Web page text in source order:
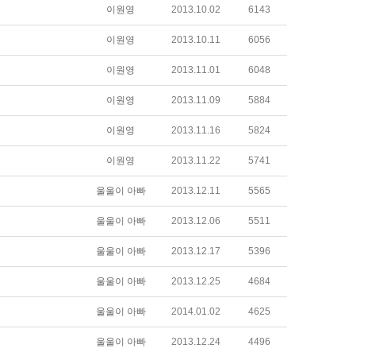
이원영 2013.10.02 6143
이원영 2013.10.11 6056
이원영 2013.11.01 6048
이원영 2013.11.09 5884
이원영 2013.11.16 5824
이원영 2013.11.22 5741
울울이 아빠 2013.12.11 5565
울울이 아빠 2013.12.06 5511
울울이 아빠 2013.12.17 5396
울울이 아빠 2013.12.25 4684
울울이 아빠 2014.01.02 4625
울울이 아빠 2013.12.24 4496